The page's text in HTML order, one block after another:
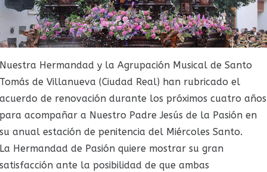
Nuestra Hermandad y la Agrupación Musical de Santo
Tomás de Villanueva (Ciudad Real) han rubricado el
acuerdo de renovación durante los próximos cuatro años
para acompañar a Nuestro Padre Jesús de la Pasión en
su anual estación de penitencia del Miércoles Santo.
La Hermandad de Pasión quiere mostrar su gran
satisfacción ante la posibilidad de que ambas